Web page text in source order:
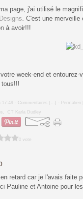
page, j'ai utilisé le
. C'est une
à avoir!!!
week-end et
tous!!!
17:49 - Commentaires [ … - Permalien [
, CT Karla Dudley
0 vote
retard car je l'avais faite
Pauline et Antoine pour